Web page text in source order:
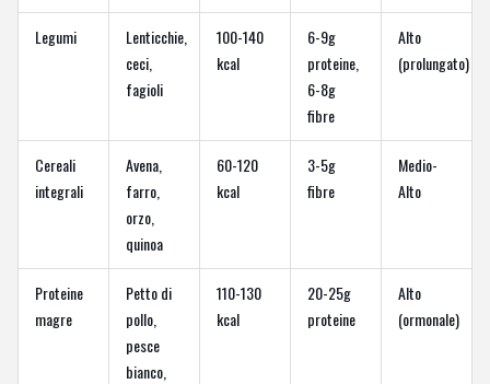
Legumi
Lenticchie,
ceci,
fagioli
100-140
kcal
6-9g
proteine,
6-8g
fibre
Alto
(prolungato)
Cereali
integrali
Avena,
farro,
orzo,
quinoa
60-120
kcal
3-5g
fibre
Medio-
Alto
Proteine
magre
Petto di
pollo,
pesce
bianco,
110-130
kcal
20-25g
proteine
Alto
(ormonale)